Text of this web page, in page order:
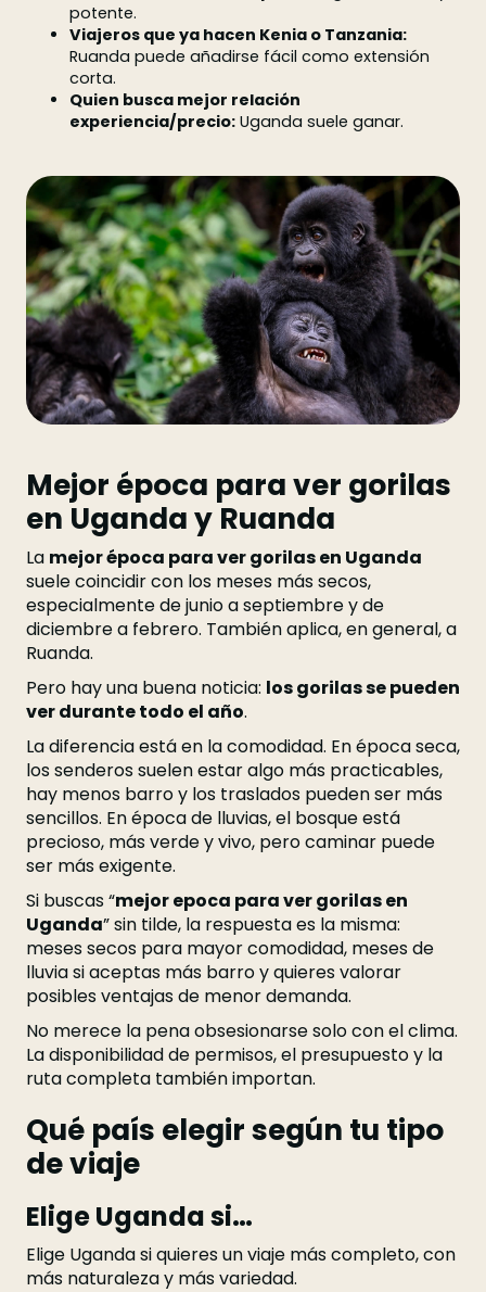
potente.
Viajeros que ya hacen Kenia o Tanzania:
Ruanda puede añadirse fácil como extensión
corta.
Quien busca mejor relación
experiencia/precio: Uganda suele ganar.
Mejor época para ver gorilas
en Uganda y Ruanda
La mejor época para ver gorilas en Uganda
suele coincidir con los meses más secos,
especialmente de junio a septiembre y de
diciembre a febrero. También aplica, en general, a
Ruanda.
Pero hay una buena noticia: los gorilas se pueden
ver durante todo el año.
La diferencia está en la comodidad. En época seca,
los senderos suelen estar algo más practicables,
hay menos barro y los traslados pueden ser más
sencillos. En época de lluvias, el bosque está
precioso, más verde y vivo, pero caminar puede
ser más exigente.
Si buscas “mejor epoca para ver gorilas en
Uganda” sin tilde, la respuesta es la misma:
meses secos para mayor comodidad, meses de
lluvia si aceptas más barro y quieres valorar
posibles ventajas de menor demanda.
No merece la pena obsesionarse solo con el clima.
La disponibilidad de permisos, el presupuesto y la
ruta completa también importan.
Qué país elegir según tu tipo
de viaje
Elige Uganda si…
Elige Uganda si quieres un viaje más completo, con
más naturaleza y más variedad.